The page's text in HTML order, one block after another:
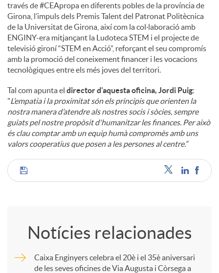
través de #CEApropa en diferents pobles de la província de
Girona, l’impuls dels Premis Talent del Patronat Politècnica
de la Universitat de Girona, així com la col·laboració amb
ENGINY-era mitjançant la Ludoteca STEM i el projecte de
televisió gironí “STEM en Acció”, reforçant el seu compromís
amb la promoció del coneixement financer i les vocacions
tecnològiques entre els més joves del territori.
Tal com apunta el director d'aquesta oficina, Jordi Puig:
"L’empatia i la proximitat són els principis que orienten la
nostra manera d’atendre als nostres socis i sòcies, sempre
guiats pel nostre propòsit d'humanitzar les finances. Per això
és clau comptar amb un equip humà compromès amb uns
valors cooperatius que posen a les persones al centre.”
C
Notícies relacionades
Caixa Enginyers celebra el 20è i el 35è aniversari
de les seves oficines de Via Augusta i Còrsega a